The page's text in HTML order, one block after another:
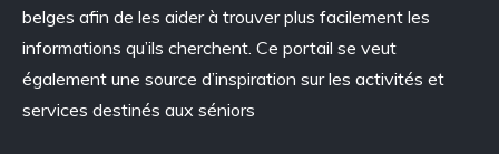
belges afin de les aider à trouver plus facilement les
informations qu’ils cherchent. Ce portail se veut
également une source d’inspiration sur les activités et
services destinés aux séniors